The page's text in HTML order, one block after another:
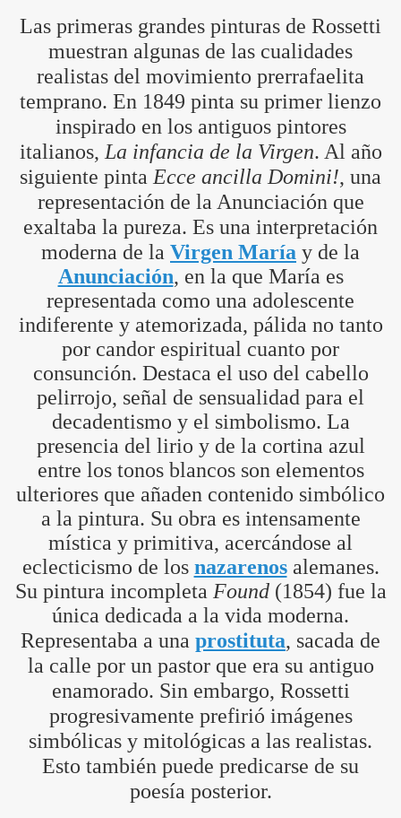
Las primeras grandes pinturas de Rossetti
muestran algunas de las cualidades
realistas del movimiento prerrafaelita
temprano. En 1849 pinta su primer lienzo
inspirado en los antiguos pintores
italianos,La infancia de la Virgen. Al año
siguiente pintaEcce ancilla Domini!, una
representación de la Anunciación que
exaltaba la pureza. Es una interpretación
moderna de la Virgen María y de la
Anunciación, en la que María es
representada como una adolescente
indiferente y atemorizada, pálida no tanto
por candor espiritual cuanto por
consunción. Destaca el uso del cabello
pelirrojo, señal de sensualidad para el
decadentismo y el simbolismo. La
presencia del lirio y de la cortina azul
entre los tonos blancos son elementos
ulteriores que añaden contenido simbólico
a la pintura. Su obra es intensamente
mística y primitiva, acercándose al
eclecticismo de los nazarenosalemanes.
Su pintura incompleta Found(1854) fue la
única dedicada a la vida moderna.
Representaba a una prostituta, sacada de
la calle por un pastor que era su antiguo
enamorado. Sin embargo, Rossetti
progresivamente prefirió imágenes
simbólicas y mitológicas a las realistas.
Esto también puede predicarse de su
poesía posterior.